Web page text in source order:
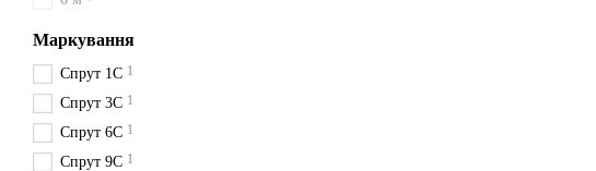
Маркування
Спрут 1С 1
Спрут 3С 1
Спрут 6С 1
Спрут 9С 1